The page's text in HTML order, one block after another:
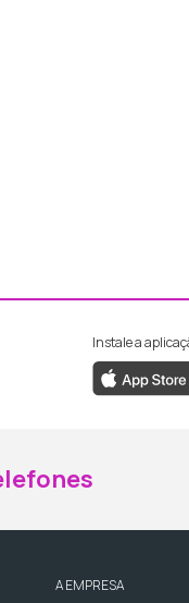
da RTP
da RTP
Instale a
A EMPRESA